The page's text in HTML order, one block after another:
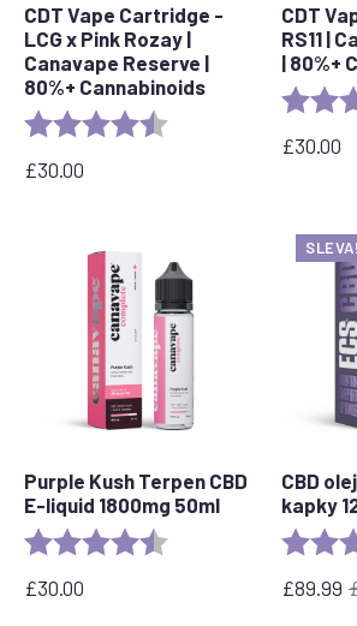
CDT Vape Cartridge -
LCG x Pink Rozay |
Canavape Reserve |
80%+ Cannabinoids
Rating: 4.6 out of 5 stars
£30.00
CDT
RS11 |
| 80%+
Rating:
£30.00
Purple Kush Terpen CBD
E-liquid 1800mg 50ml
Rating: 4.6 out of 5 stars
£30.00
SLEVA!
CBD
kapky
Rating:
Původní
£89.99
Aktuální